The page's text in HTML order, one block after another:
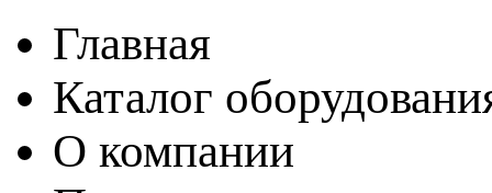
Главная
Каталог
О компании